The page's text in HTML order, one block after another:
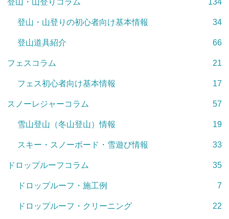
登山・山登りの初心者向け基本情報 34
登山道具紹介 66
フェスコラム 21
フェス初心者向け基本情報 17
スノーレジャーコラム 57
雪山登山（冬山登山）情報 19
スキー・スノーボード・雪遊び情報 33
ドロップルーフコラム 35
ドロップルーフ・施工例 7
ドロップルーフ・クリーニング 22